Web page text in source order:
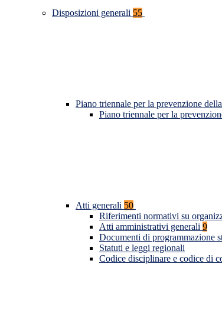
Disposizioni generali 55
Piano triennale per la prevenzione
Piano triennale per la
Atti generali 50
Riferimenti normativi su
Atti amministrativi generali 9
Documenti di programmazione
Statuti e leggi regionali
Codice disciplinare e codice di